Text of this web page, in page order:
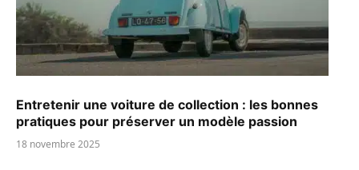
Entretenir une voiture de collection : les bonnes
pratiques pour préserver un modèle passion
18 novembre 2025